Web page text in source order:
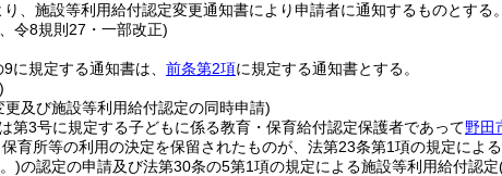
、施設等利用給付認定変更通知書により申請者に通知するものとする。
令8規則27・一部改正)
に規定する通知書は、 前条第2項に規定する通知書とする。
及び施設等利用給付認定の同時申請)
第3号に規定する子どもに係る教育・保育給付認定保護者であって野田
育所等の利用の決定を保留されたものが、法第23条第1項の規定によ
)の認定の申請及び法第30条の5第1項の規定による施設等利用給付認定